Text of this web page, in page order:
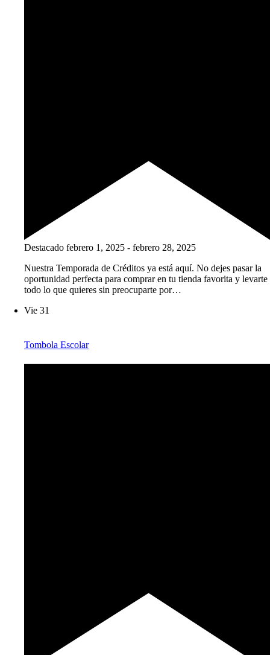
Destacado febrero 1, 2025 - febrero 28, 2025
Nuestra Temporada de Créditos ya está aquí. No dejes pasar la
oportunidad perfecta para comprar en tu tienda favorita y levarte
todo lo que quieres sin preocuparte por…
Vie 31
Tombola Escolar